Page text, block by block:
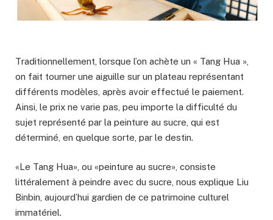
Traditionnellement, lorsque l’on achète un « Tang Hua »,
on fait tourner une aiguille sur un plateau représentant
différents modèles, après avoir effectué le paiement.
Ainsi, le prix ne varie pas, peu importe la difficulté du
sujet représenté par la peinture au sucre, qui est
déterminé, en quelque sorte, par le destin.
«Le Tang Hua», ou «peinture au sucre», consiste
littéralement à peindre avec du sucre, nous explique Liu
Binbin, aujourd’hui gardien de ce patrimoine culturel
immatériel.